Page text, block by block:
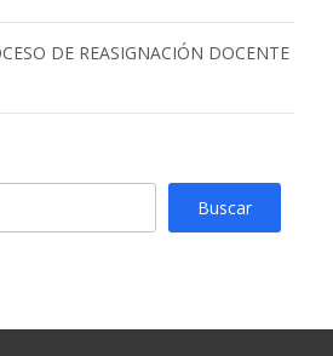
DE REASIGNACIÓN DOCENTE
Buscar